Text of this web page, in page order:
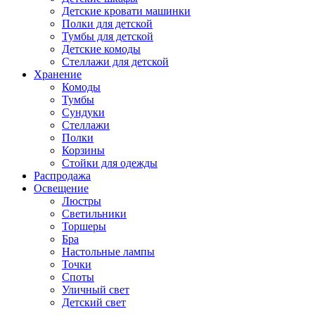
Детские кровати машинки
Полки для детской
Тумбы для детской
Детские комоды
Стеллажи для детской
Хранение
Комоды
Тумбы
Сундуки
Стеллажи
Полки
Корзины
Стойки для одежды
Распродажа
Освещение
Люстры
Светильники
Торшеры
Бра
Настольные лампы
Точки
Споты
Уличный свет
Детский свет